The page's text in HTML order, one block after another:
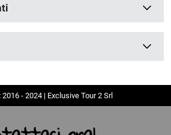
- 2024 | Exclusive Tour 2 Srl